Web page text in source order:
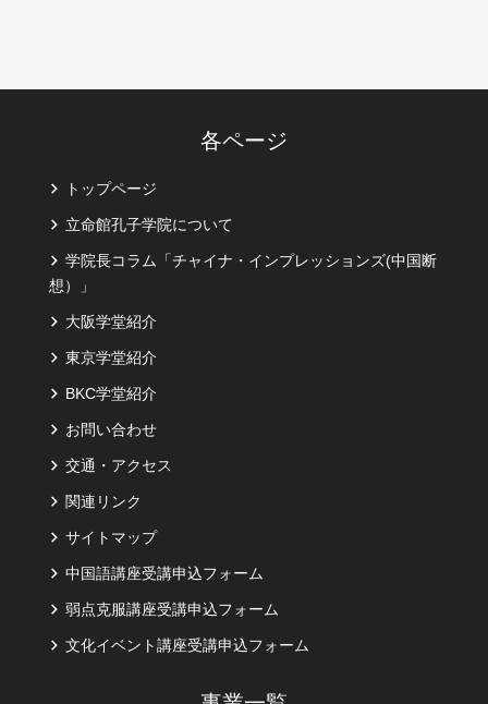
各ページ
トップページ
立命館孔子学院について
学院長コラム「チャイナ・インプレッションズ(中国断
想）」
大阪学堂紹介
東京学堂紹介
BKC学堂紹介
お問い合わせ
交通・アクセス
関連リンク
サイトマップ
中国語講座受講申込フォーム
弱点克服講座受講申込フォーム
文化イベント講座受講申込フォーム